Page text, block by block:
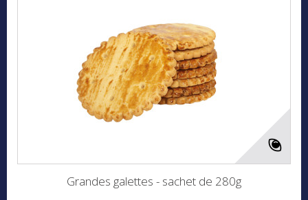
Grandes galettes - sachet de 280g